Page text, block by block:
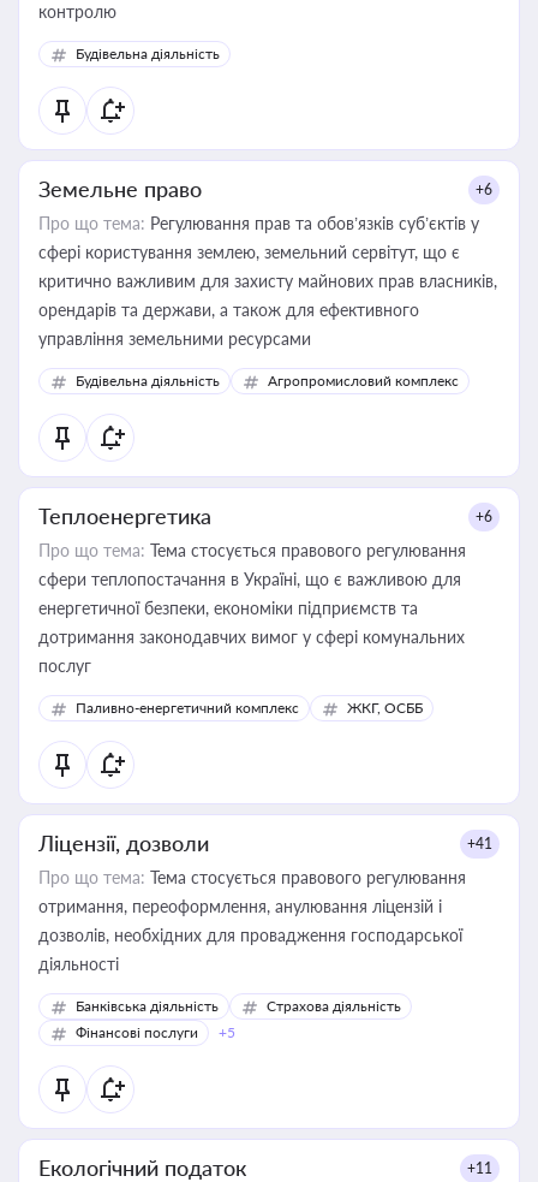
контролю
Будівельна діяльність
Земельне право +6
Про що тема: Регулювання прав та обов’язків суб’єктів у
сфері користування землею, земельний сервітут, що є
критично важливим для захисту майнових прав власників,
орендарів та держави, а також для ефективного
управління земельними ресурсами
Будівельна діяльність Агропромисловий комплекс
Теплоенергетика +6
Про що тема: Тема стосується правового регулювання
сфери теплопостачання в Україні, що є важливою для
енергетичної безпеки, економіки підприємств та
дотримання законодавчих вимог у сфері комунальних
послуг
Паливно-енергетичний комплекс ЖКГ, ОСББ
Ліцензії, дозволи +41
Про що тема: Тема стосується правового регулювання
отримання, переоформлення, анулювання ліцензій і
дозволів, необхідних для провадження господарської
діяльності
Банківська діяльність
Страхова діяльність
Фінансові послуги
+5
Екологічний податок +11